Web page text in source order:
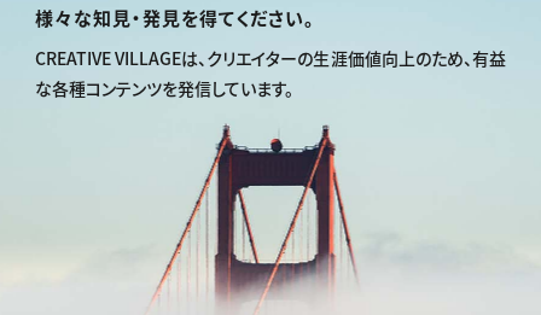
様々な知見・発見を得てください。
CREATIVE VILLAGEは、 クリエイターの生涯価値向上のため、有益
な各種コンテンツを発信しています。